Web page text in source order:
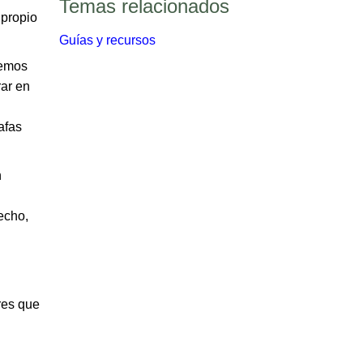
en
que
Temas relacionados​​
Guías y recursos​